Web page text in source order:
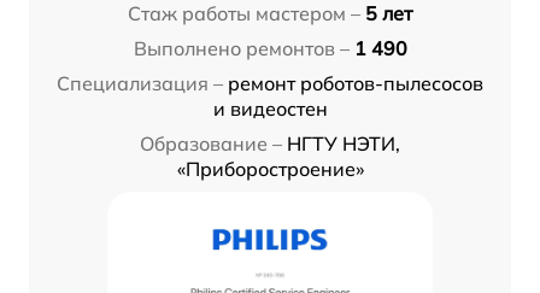
Стаж работы мастером – 5 лет
Выполнено ремонтов – 1 490
Специализация – ремонт роботов-пылесосов
и видеостен
Образование – НГТУ НЭТИ,
«Приборостроение»